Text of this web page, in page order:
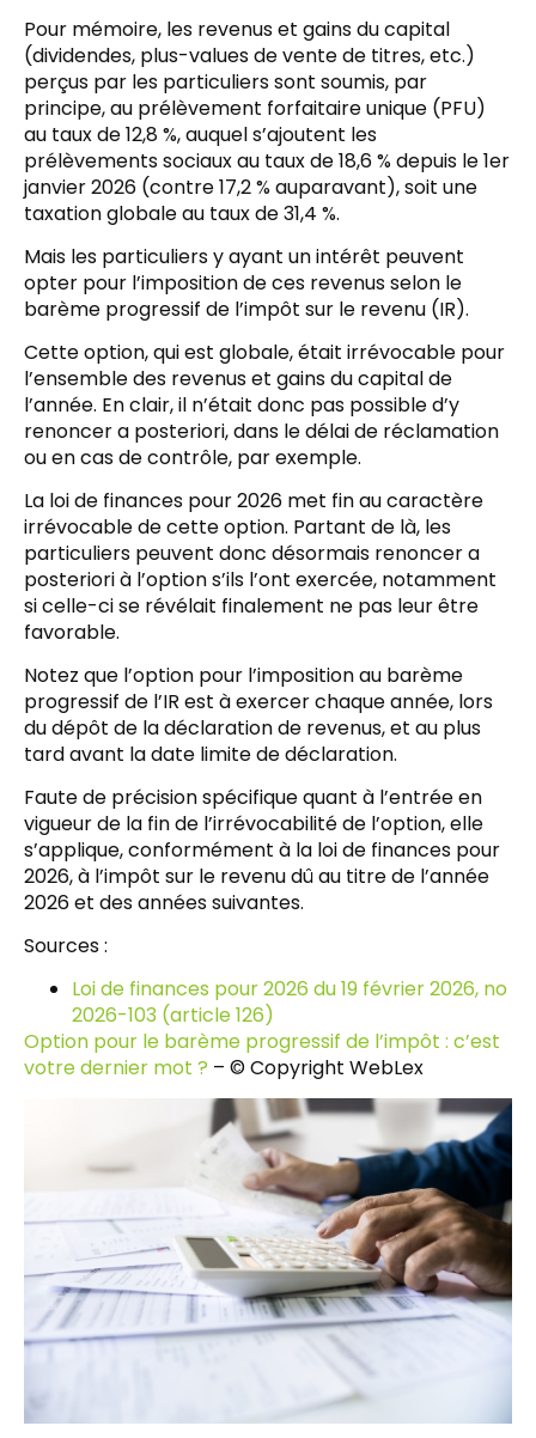
Pour mémoire, les revenus et gains du capital
(dividendes, plus-values de vente de titres, etc.)
perçus par les particuliers sont soumis, par
principe, au prélèvement forfaitaire unique (PFU)
au taux de 12,8 %, auquel s’ajoutent les
prélèvements sociaux au taux de 18,6 % depuis le 1er
janvier 2026 (contre 17,2 % auparavant), soit une
taxation globale au taux de 31,4 %.
Mais les particuliers y ayant un intérêt peuvent
opter pour l’imposition de ces revenus selon le
barème progressif de l’impôt sur le revenu (IR).
Cette option, qui est globale, était irrévocable pour
l’ensemble des revenus et gains du capital de
l’année. En clair, il n’était donc pas possible d’y
renoncer a posteriori, dans le délai de réclamation
ou en cas de contrôle, par exemple.
La loi de finances pour 2026 met fin au caractère
irrévocable de cette option. Partant de là, les
particuliers peuvent donc désormais renoncer a
posteriori à l’option s’ils l’ont exercée, notamment
si celle-ci se révélait finalement ne pas leur être
favorable.
Notez que l’option pour l’imposition au barème
progressif de l’IR est à exercer chaque année, lors
du dépôt de la déclaration de revenus, et au plus
tard avant la date limite de déclaration.
Faute de précision spécifique quant à l’entrée en
vigueur de la fin de l’irrévocabilité de l’option, elle
s’applique, conformément à la loi de finances pour
2026, à l’impôt sur le revenu dû au titre de l’année
2026 et des années suivantes.
Sources :
Loi de finances pour 2026 du 19 février 2026, no
2026-103 (article 126)
Option pour le barème progressif de l’impôt : c’est
votre dernier mot ? – © Copyright WebLex